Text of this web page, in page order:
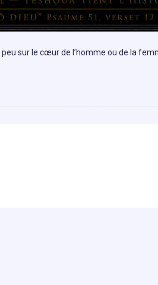
sur le cœur de l’homme ou de la